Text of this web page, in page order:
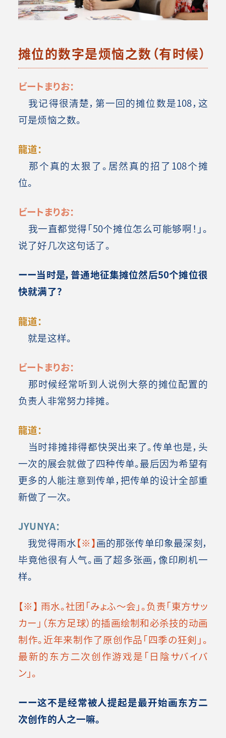
摊位的数字是烦恼之数（有时候）
ビートまりお：
我记得很清楚，第一回的摊位数是108，这
可是烦恼之数。
龍道：
那个真的太狠了。居然真的招了108个摊
位。
ビートまりお：
我一直都觉得「50个摊位怎么可能够啊！」。
说了好几次这句话了。
ーー当时是，普通地征集摊位然后50个摊位很
快就满了？
龍道：
就是这样。
ビートまりお：
那时候经常听到人说例大祭的摊位配置的
负责人非常努力排摊。
龍道：
当时排摊排得都快哭出来了。传单也是，头
一次的展会就做了四种传单。最后因为希望有
更多的人能注意到传单，把传单的设计全部重
新做了一次。
JYUNYA：
我觉得雨水【※】画的那张传单印象最深刻，
毕竟他很有人气。画了超多张画，像印刷机一
样。
【※】 雨水。社团「みょふ～会」。负责「東方サッ
カー」（东方足球）的插画绘制和必杀技的动画
制作。近年来制作了原创作品「四季の狂剣」。
最新的东方二次创作游戏是「日陰サバイバ
ン」。
ーー这不是经常被人提起是最开始画东方二
次创作的人之一嘛。